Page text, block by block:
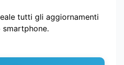
tutti gli aggiornamenti